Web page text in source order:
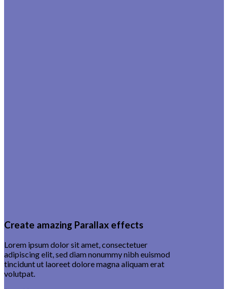
Create amazing Parallax effects
Lorem ipsum dolor sit amet, consectetuer
adipiscing elit, sed diam nonummy nibh euismod
tincidunt ut laoreet dolore magna aliquam erat
volutpat.